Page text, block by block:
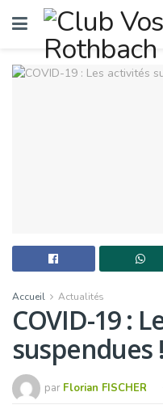
Accueil Actualités
COVID-19 :
suspendues !
par Florian FISCHER